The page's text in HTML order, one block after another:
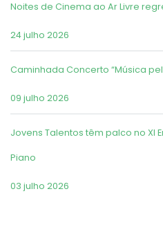
Noites de Cinema ao Ar Livre
24 julho 2026
Caminhada Concerto “Música
09 julho 2026
Jovens Talentos têm palco no XI
Piano
03 julho 2026